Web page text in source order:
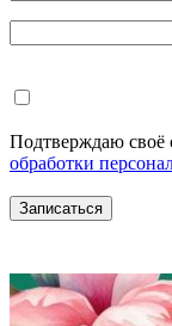
Подтверждаю своё
обработки
Записаться